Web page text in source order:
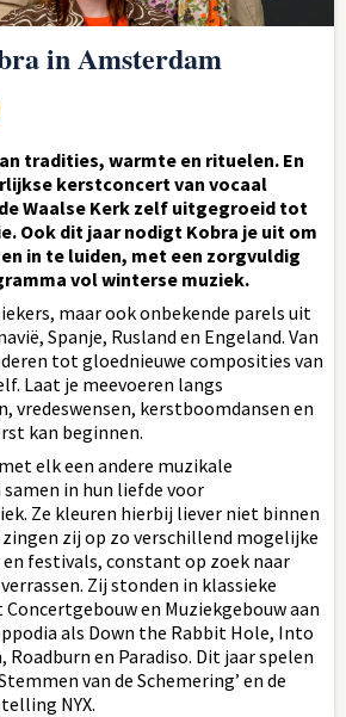
in Amsterdam
tradities, warmte en rituelen. En
kerstconcert van vocaal
Waalse Kerk zelf uitgegroeid tot
Ook dit jaar nodigt Kobra je uit om
in te luiden, met een zorgvuldig
vol winterse muziek.
maar ook onbekende parels uit
Spanje, Rusland en Engeland. Van
tot gloednieuwe composities van
Laat je meevoeren langs
vredeswensen, kerstboomdansen en
kan beginnen.
elk een andere muzikale
in hun liefde voor
Ze kleuren hierbij liever niet binnen
zij op zo verschillend mogelijke
festivals, constant op zoek naar
Zij stonden in klassieke
en Muziekgebouw aan
als Down the Rabbit Hole, Into
Roadburn en Paradiso. Dit jaar spelen
van de Schemering’ en de
NYX.